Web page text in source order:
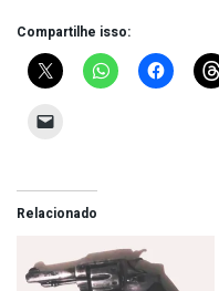
Compartilhe isso:
Relacionado